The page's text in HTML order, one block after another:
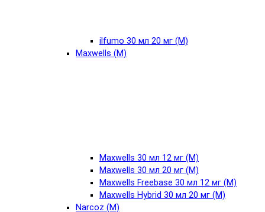
ilfumo 30 мл 20 мг (М)
Maxwells (М)
Maxwells 30 мл 12 мг (М)
Maxwells 30 мл 20 мг (М)
Maxwells Freebase 30 мл 12 мг (М)
Maxwells Hybrid 30 мл 20 мг (М)
Narcoz (М)